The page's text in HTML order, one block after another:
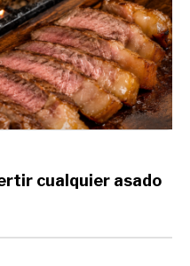
cualquier asado